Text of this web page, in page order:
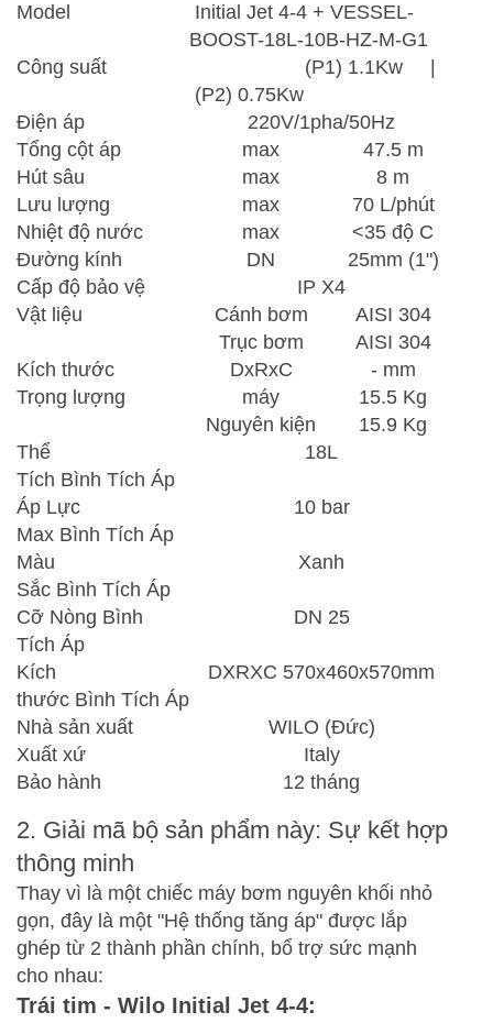
Model
Initial Jet 4-4 + VESSEL-
BOOST-18L-10B-HZ-M-G1
Công suất
(P1) 1.1Kw |
(P2) 0.75Kw
Điện áp
220V/1pha/50Hz
Tổng cột áp
max
47.5 m
Hút sâu
max
8 m
Lưu lượng
max
70 L/phút
Nhiệt độ nước
max
<35 độ C
Đường kính
DN
25mm (1")
Cấp độ bảo vệ
IP X4
Vật liệu
Cánh bơm
AISI 304
Trục bơm
AISI 304
Kích thước
DxRxC
- mm
Trọng lượng
máy
15.5 Kg
Nguyên kiện
15.9 Kg
Thể
Tích Bình Tích Áp
18L
Áp Lực
Max Bình Tích Áp
10 bar
Màu
Sắc Bình Tích Áp
Xanh
Cỡ Nòng Bình
Tích Áp
DN 25
Kích
thước Bình Tích Áp
DXRXC 570x460x570mm
Nhà sản xuất
WILO (Đức)
Xuất xứ
Italy
Bảo hành
12 tháng
2. Giải mã bộ sản phẩm này: Sự kết hợp
thông minh
Thay vì là một chiếc máy bơm nguyên khối nhỏ
gọn, đây là một "Hệ thống tăng áp" được lắp
ghép từ 2 thành phần chính, bổ trợ sức mạnh
cho nhau:
Trái tim - Wilo Initial Jet 4-4: